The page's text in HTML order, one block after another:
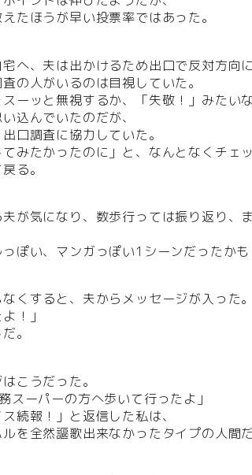
たほうが早い投票率ではあった。
へ、夫は出かけるため出口で反対方向に
の人がいるのは目視していた。
ーッと無視するか、「失敬！」みたい
込んでいたのだが、
口調査に協力していた。
みたかったのに」と、なんとなくチェ
る。
が気になり、数歩行っては振り返り、
ぽい、マンガっぽい1シーンだったかも
くすると、夫からメッセージが入った。
！」
。
こうだった。
スーパーの方へ歩いて行ったよ」
続報！」と返信した私は、
を全然謳歌出来なかったタイプの人間だ